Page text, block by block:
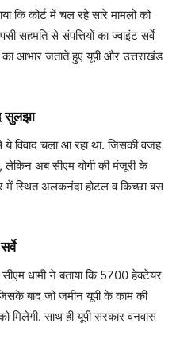
कि कोर्ट में चल रहे सारे मामलों को
सहमति से संपत्तियों का ज्वाइंट सर्वे
का आभार जताते हुए यूपी और उत्तराखंड
सुलझा
ये विवाद चला आ रहा था. जिसकी वजह
लेकिन अब सीएम योगी की मंजूरी के
में स्थित अलकनंदा होटल व किच्छा बस
धामी ने बताया कि 5700 हेक्टेयर
जिसके बाद जो जमीन यूपी के काम की
मिलेगी. साथ ही यूपी सरकार वनवास